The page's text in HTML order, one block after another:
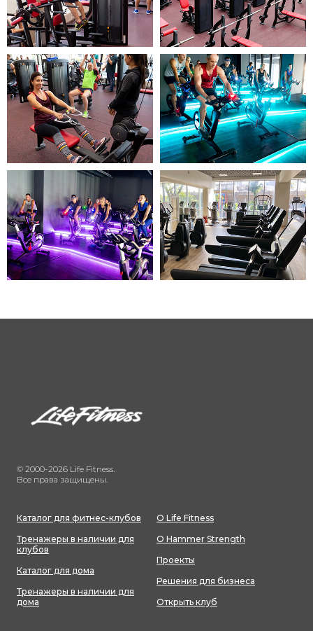
© 2000-2026 Life Fitness.
Все права защищены.
Каталог для фитнес-клубов
Тренажеры в наличии для
клубов
Каталог для дома
Тренажеры в наличии для
дома
О Life Fitness
О Hammer Strength
Проекты
Решения для бизнеса
Открыть клуб